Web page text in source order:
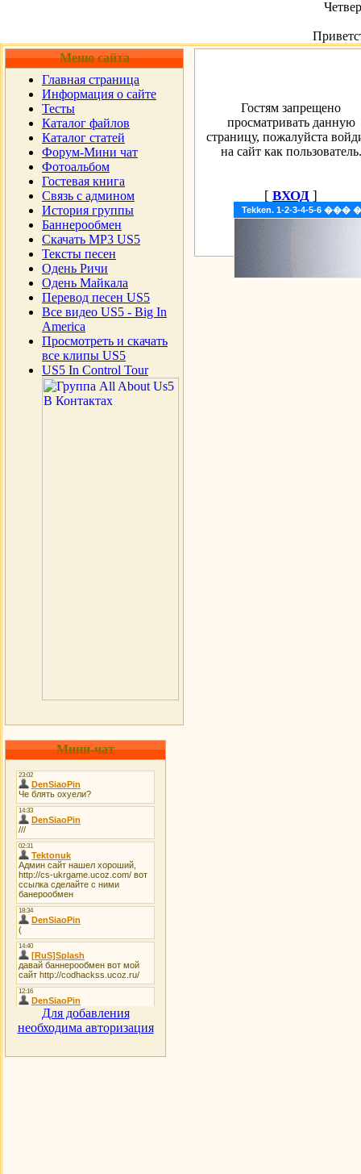
Меню сайта
Главная страница
Информация о сайте
Тесты
Каталог файлов
Каталог статей
Форум-Мини чат
Фотоальбом
Гостевая книга
Cвязь с админом
История группы
Баннерообмен
Скачать MP3 US5
Тексты песен
Одень Ричи
Одень Майкала
Перевод песен US5
Все видео US5 - Big In
America
Просмотреть и скачать
все клипы US5
US5 In Control Tour
Tekken. 1-2-3-4-5-6
Мини-чат
Для добавления
необходима авторизация
Гостям запрещено
просматривать данную
страницу, пожалуйста
на сайт как пользователь.
[ ВХОД ]